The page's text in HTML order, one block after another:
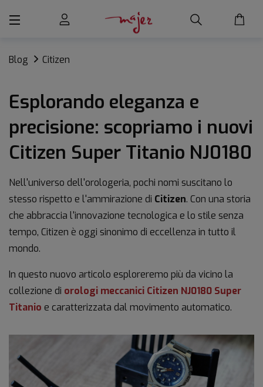
Blog Citizen
Esplorando eleganza e
precisione: scopriamo i nuovi
Citizen Super Titanio NJ0180
Nell'universo dell'orologeria, pochi nomi suscitano lo
stesso rispetto e l'ammirazione di Citizen. Con una storia
che abbraccia l'innovazione tecnologica e lo stile senza
tempo, Citizen è oggi sinonimo di eccellenza in tutto il
mondo.
In questo nuovo articolo esploreremo più da vicino la
collezione di orologi meccanici Citizen NJ0180 Super
Titanio e caratterizzata dal movimento automatico.